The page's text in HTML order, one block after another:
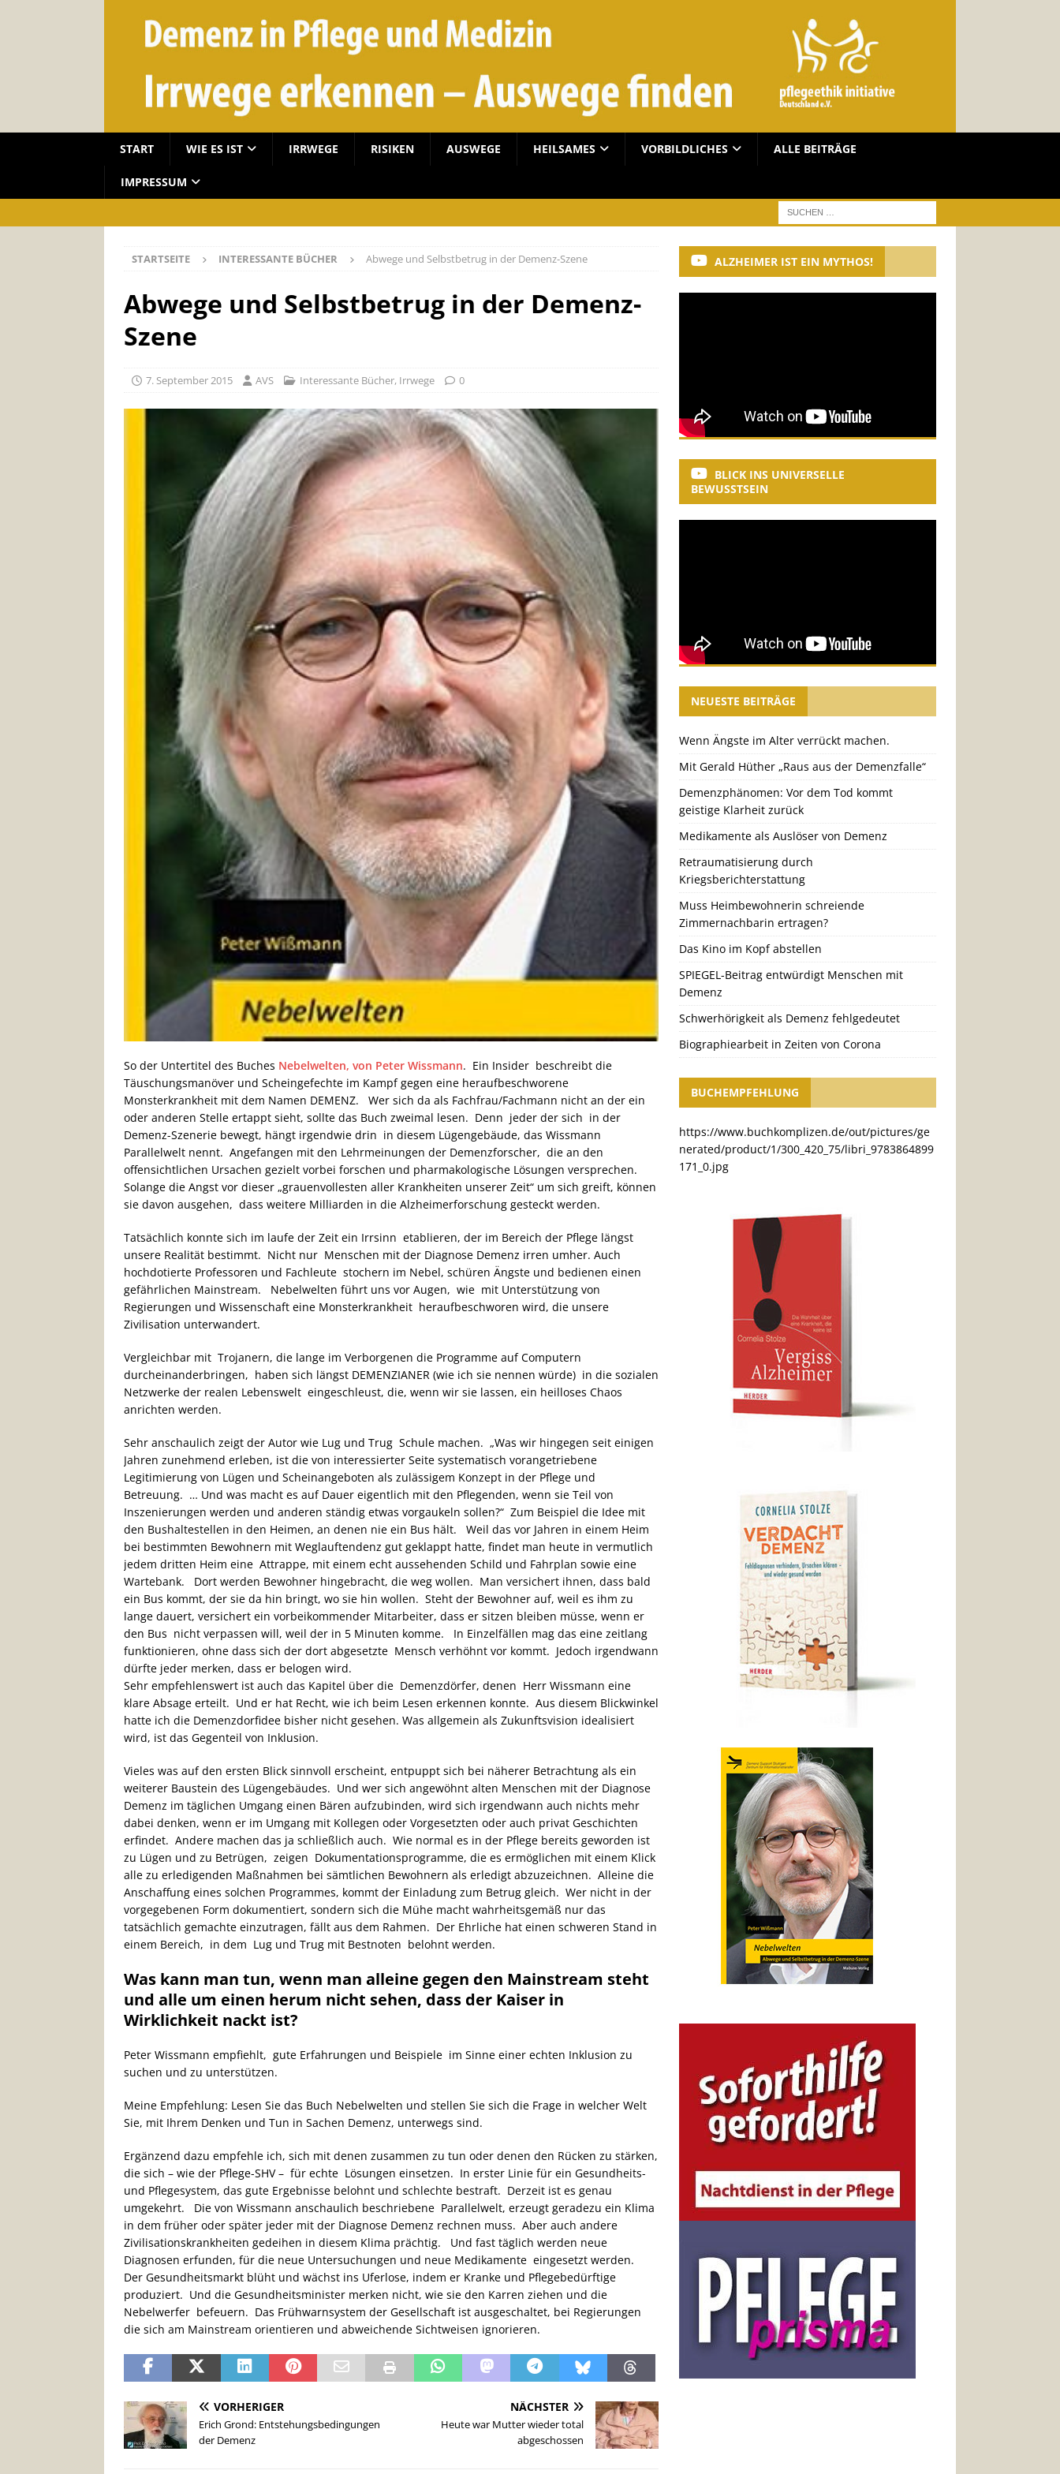
START WIE ES IST IRRWEGE RISIKEN AUSWEGE HEILSAMES VORBILDLICHES ALLE BEITRÄGE
IMPRESSUM
STARTSEITE INTERESSANTE BÜCHER Abwege und Selbstbetrug in der Demenz-Szene
Abwege und Selbstbetrug in der Demenz-
Szene
7. September 2015 AVS Interessante Bücher, Irrwege 0
So der Untertitel des Buches Nebelwelten, von Peter Wissmann. Ein Insider beschreibt die
Täuschungsmanöver und Scheingefechte im Kampf gegen eine heraufbeschworene
Monsterkrankheit mit dem Namen DEMENZ. Wer sich da als Fachfrau/Fachmann nicht an der ein
oder anderen Stelle ertappt sieht, sollte das Buch zweimal lesen. Denn jeder der sich in der
Demenz-Szenerie bewegt, hängt irgendwie drin in diesem Lügengebäude, das Wissmann
Parallelwelt nennt. Angefangen mit den Lehrmeinungen der Demenzforscher, die an den
offensichtlichen Ursachen gezielt vorbei forschen und pharmakologische Lösungen versprechen.
Solange die Angst vor dieser „grauenvollesten aller Krankheiten unserer Zeit“ um sich greift, können
sie davon ausgehen, dass weitere Milliarden in die Alzheimerforschung gesteckt werden.
Tatsächlich konnte sich im laufe der Zeit ein Irrsinn etablieren, der im Bereich der Pflege längst
unsere Realität bestimmt. Nicht nur Menschen mit der Diagnose Demenz irren umher. Auch
hochdotierte Professoren und Fachleute stochern im Nebel, schüren Ängste und bedienen einen
gefährlichen Mainstream. Nebelwelten führt uns vor Augen, wie mit Unterstützung von
Regierungen und Wissenschaft eine Monsterkrankheit heraufbeschworen wird, die unsere
Zivilisation unterwandert.
Vergleichbar mit Trojanern, die lange im Verborgenen die Programme auf Computern
durcheinanderbringen, haben sich längst DEMENZIANER (wie ich sie nennen würde) in die sozialen
Netzwerke der realen Lebenswelt eingeschleust, die, wenn wir sie lassen, ein heilloses Chaos
anrichten werden.
Sehr anschaulich zeigt der Autor wie Lug und Trug Schule machen. „Was wir hingegen seit einigen
Jahren zunehmend erleben, ist die von interessierter Seite systematisch vorangetriebene
Legitimierung von Lügen und Scheinangeboten als zulässigem Konzept in der Pflege und
Betreuung. … Und was macht es auf Dauer eigentlich mit den Pflegenden, wenn sie Teil von
Inszenierungen werden und anderen ständig etwas vorgaukeln sollen?“ Zum Beispiel die Idee mit
den Bushaltestellen in den Heimen, an denen nie ein Bus hält. Weil das vor Jahren in einem Heim
bei bestimmten Bewohnern mit Weglauftendenz gut geklappt hatte, findet man heute in vermutlich
jedem dritten Heim eine Attrappe, mit einem echt aussehenden Schild und Fahrplan sowie eine
Wartebank. Dort werden Bewohner hingebracht, die weg wollen. Man versichert ihnen, dass bald
ein Bus kommt, der sie da hin bringt, wo sie hin wollen. Steht der Bewohner auf, weil es ihm zu
lange dauert, versichert ein vorbeikommender Mitarbeiter, dass er sitzen bleiben müsse, wenn er
den Bus nicht verpassen will, weil der in 5 Minuten komme. In Einzelfällen mag das eine zeitlang
funktionieren, ohne dass sich der dort abgesetzte Mensch verhöhnt vor kommt. Jedoch irgendwann
dürfte jeder merken, dass er belogen wird.
Sehr empfehlenswert ist auch das Kapitel über die Demenzdörfer, denen Herr Wissmann eine
klare Absage erteilt. Und er hat Recht, wie ich beim Lesen erkennen konnte. Aus diesem Blickwinkel
hatte ich die Demenzdorfidee bisher nicht gesehen. Was allgemein als Zukunftsvision idealisiert
wird, ist das Gegenteil von Inklusion.
Vieles was auf den ersten Blick sinnvoll erscheint, entpuppt sich bei näherer Betrachtung als ein
weiterer Baustein des Lügengebäudes. Und wer sich angewöhnt alten Menschen mit der Diagnose
Demenz im täglichen Umgang einen Bären aufzubinden, wird sich irgendwann auch nichts mehr
dabei denken, wenn er im Umgang mit Kollegen oder Vorgesetzten oder auch privat Geschichten
erfindet. Andere machen das ja schließlich auch. Wie normal es in der Pflege bereits geworden ist
zu Lügen und zu Betrügen, zeigen Dokumentationsprogramme, die es ermöglichen mit einem Klick
alle zu erledigenden Maßnahmen bei sämtlichen Bewohnern als erledigt abzuzeichnen. Alleine die
Anschaffung eines solchen Programmes, kommt der Einladung zum Betrug gleich. Wer nicht in der
vorgegebenen Form dokumentiert, sondern sich die Mühe macht wahrheitsgemäß nur das
tatsächlich gemachte einzutragen, fällt aus dem Rahmen. Der Ehrliche hat einen schweren Stand in
einem Bereich, in dem Lug und Trug mit Bestnoten belohnt werden.
Was kann man tun, wenn man alleine gegen den Mainstream steht
und alle um einen herum nicht sehen, dass der Kaiser in
Wirklichkeit nackt ist?
Peter Wissmann empfiehlt, gute Erfahrungen und Beispiele im Sinne einer echten Inklusion zu
suchen und zu unterstützen.
Meine Empfehlung: Lesen Sie das Buch Nebelwelten und stellen Sie sich die Frage in welcher Welt
Sie, mit Ihrem Denken und Tun in Sachen Demenz, unterwegs sind.
Ergänzend dazu empfehle ich, sich mit denen zusammen zu tun oder denen den Rücken zu stärken,
die sich – wie der Pflege-SHV – für echte Lösungen einsetzen. In erster Linie für ein Gesundheits-
und Pflegesystem, das gute Ergebnisse belohnt und schlechte bestraft. Derzeit ist es genau
umgekehrt. Die von Wissmann anschaulich beschriebene Parallelwelt, erzeugt geradezu ein Klima
in dem früher oder später jeder mit der Diagnose Demenz rechnen muss. Aber auch andere
Zivilisationskrankheiten gedeihen in diesem Klima prächtig. Und fast täglich werden neue
Diagnosen erfunden, für die neue Untersuchungen und neue Medikamente eingesetzt werden.
Der Gesundheitsmarkt blüht und wächst ins Uferlose, indem er Kranke und Pflegebedürftige
produziert. Und die Gesundheitsminister merken nicht, wie sie den Karren ziehen und die
Nebelwerfer befeuern. Das Frühwarnsystem der Gesellschaft ist ausgeschaltet, bei Regierungen
die sich am Mainstream orientieren und abweichende Sichtweisen ignorieren.
VORHERIGER
Erich Grond: Entstehungsbedingungen
der Demenz
NÄCHSTER
Heute war Mutter wieder total
abgeschossen
ALZHEIMER IST EIN MYTHOS!
BLICK INS UNIVERSELLE
BEWUSSTSEIN
NEUESTE BEITRÄGE
Wenn Ängste im Alter verrückt machen.
Mit Gerald Hüther „Raus aus der Demenzfalle“
Demenzphänomen: Vor dem Tod kommt
geistige Klarheit zurück
Medikamente als Auslöser von Demenz
Retraumatisierung durch
Kriegsberichterstattung
Muss Heimbewohnerin schreiende
Zimmernachbarin ertragen?
Das Kino im Kopf abstellen
SPIEGEL-Beitrag entwürdigt Menschen mit
Demenz
Schwerhörigkeit als Demenz fehlgedeutet
Biographiearbeit in Zeiten von Corona
BUCHEMPFEHLUNG
https://www.buchkomplizen.de/out/pictures/ge
nerated/product/1/300_420_75/libri_9783864899
171_0.jpg